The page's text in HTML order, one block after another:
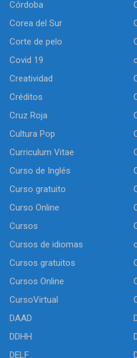
Córdoba
Corea del Sur
Corte de pelo
Covid 19
Creatividad
Créditos
Cruz Roja
Cultura Pop
Curriculum Vitae
Curso de Inglés
Curso gratuito
Curso Online
Cursos
Cursos de idiomas
Cursos gratuitos
Cursos Online
CursoVirtual
DAAD
DDHH
DELF